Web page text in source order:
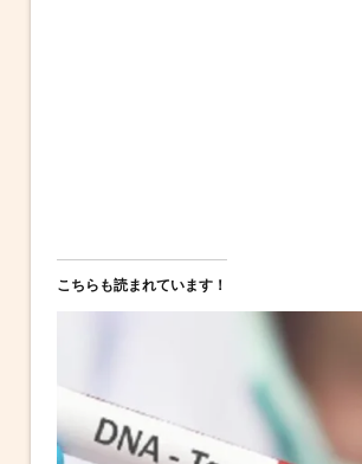
こちらも読まれています！